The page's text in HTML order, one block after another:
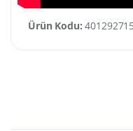
Ürün Kodu: